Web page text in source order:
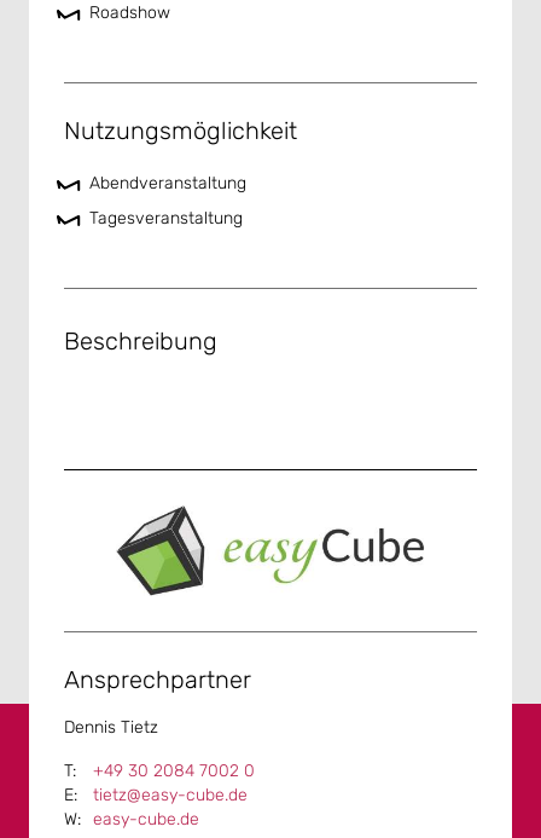
Roadshow
Nutzungsmöglichkeit
Abendveranstaltung
Tagesveranstaltung
Beschreibung
Ansprechpartner
Dennis Tietz
+49 30 2084 7002 0
tietz@easy-cube.de
easy-cube.de